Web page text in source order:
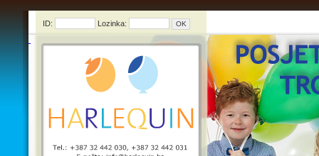
ID: Lozinka: